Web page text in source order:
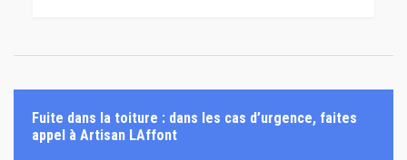
Fuite dans la toiture : dans les cas d’urgence, faites
appel à Artisan LAffont